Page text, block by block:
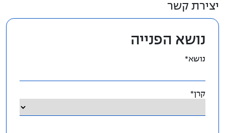
יצירת קשר
נושא הפנייה
נושא*
קרן*